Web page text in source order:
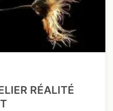
RÉALITÉ